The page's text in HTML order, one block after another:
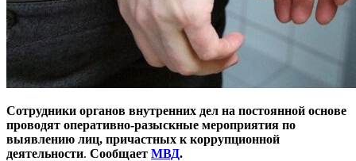
Сотрудники органов внутренних дел на постоянной основе
проводят оперативно-разыскные мероприятия по
выявлению лиц, причастных к коррупционной
деятельности. Сообщает МВД.